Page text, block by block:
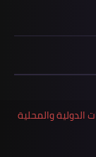
والمحلية